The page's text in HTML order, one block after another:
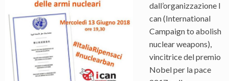
dall’organizzazione I
can (International
Campaign to abolish
nuclear weapons),
vincitrice del premio
Nobel per la pace